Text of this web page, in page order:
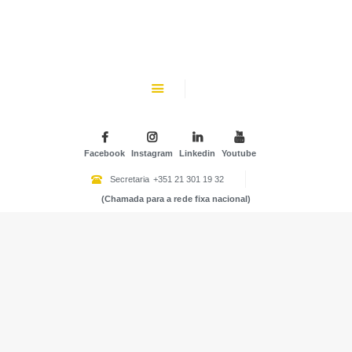
Facebook Instagram Linkedin Youtube
Secretaria +351 21 301 19 32
(Chamada para a rede fixa nacional)
INSTITUIÇÃO PARTICULAR DE SOLIDARIEDADE SOCIAL
ATIVIDADES
GALERIA